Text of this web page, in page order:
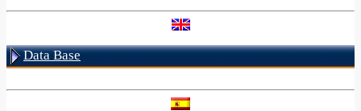
Data Base